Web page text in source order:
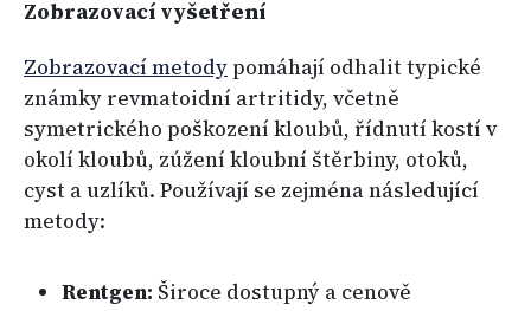
Zobrazovací vyšetření
Zobrazovací metodypomáhají odhalit typické
známky revmatoidní artritidy, včetně
symetrického poškození kloubů, řídnutí kostí v
okolí kloubů, zúžení kloubní štěrbiny, otoků,
cyst a uzlíků. Používají se zejména následující
metody:
Rentgen: Široce dostupný a cenově